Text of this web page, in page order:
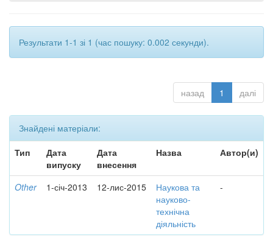
Результати 1-1 зі 1 (час пошуку: 0.002 секунди).
назад 1 далі
Знайдені матеріали:
Тип
Дата
випуску
Дата
внесення
Назва Автор(и)
Other 1-січ-2013 12-лис-2015
Наукова та
науково-
технічна
діяльність
-